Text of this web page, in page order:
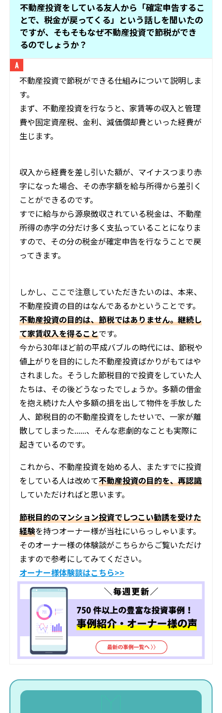
不動産投資をしている友人から「確定申告するこ
とで、税金が戻ってくる」という話しを聞いたの
ですが、そもそもなぜ不動産投資で節税ができ
るのでしょうか？
不動産投資で節税ができる仕組みについて説明しま
す。
まず、不動産投資を行なうと、家賃等の収入と管理
費や固定資産税、金利、減価償却費といった経費が
生じます。
収入から経費を差し引いた額が、マイナスつまり赤
字になった場合、その赤字額を給与所得から差引く
ことができるのです。
すでに給与から源泉徴収されている税金は、不動産
所得の赤字の分だけ多く支払っていることになりま
すので、その分の税金が確定申告を行なうことで戻
ってきます。
しかし、ここで注意していただきたいのは、本来、
不動産投資の目的はなんであるかということです。
不動産投資の目的は、節税ではありません。継続し
て家賃収入を得ることです。
今から30年ほど前の平成バブルの時代には、節税や
値上がりを目的にした不動産投資ばかりがもてはや
されました。そうした節税目的で投資をしていた人
たちは、その後どうなったでしょうか。多額の借金
を抱え続けた人や多額の損を出して物件を手放した
人、節税目的の不動産投資をしたせいで、一家が離
散してしまった......、そんな悲劇的なことも実際に
起きているのです。
これから、不動産投資を始める人、またすでに投資
をしている人は改めて不動産投資の目的を、再認識
していただければと思います。
節税目的のマンション投資でしつこい勧誘を受けた
経験を持つオーナー様が当社にいらっしゃいます。
そのオーナー様の体験談がこちらからご覧いただけ
ますので参考にしてみてください。
オーナー様体験談はこちら>>